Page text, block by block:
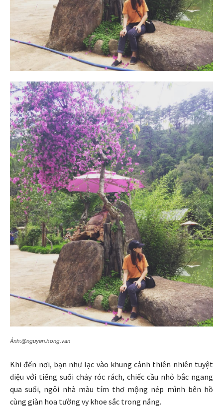
Ảnh:@nguyen.hong.van
Khi đến nơi, bạn như lạc vào khung cảnh thiên nhiên tuyệt
diệu với tiếng suối chảy róc rách, chiếc cầu nhỏ bắc ngang
qua suối, ngôi nhà màu tím thơ mộng nép mình bên hồ
cùng giàn hoa tường vy khoe sắc trong nắng.